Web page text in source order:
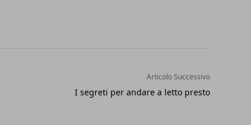
Articolo Successivo
I segreti per andare a letto presto